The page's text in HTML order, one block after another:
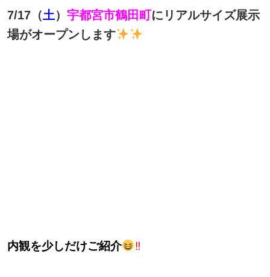
7/17（土） 宇都宮市鶴田町にリアルサイズ展示
場がオープンします
内観を少しだけご紹介 ‼